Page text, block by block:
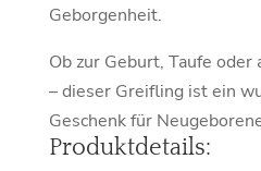
Geborgenheit.
Ob zur Geburt, Taufe
– dieser Greifling ist ein
Geschenk für
Produktdetails: